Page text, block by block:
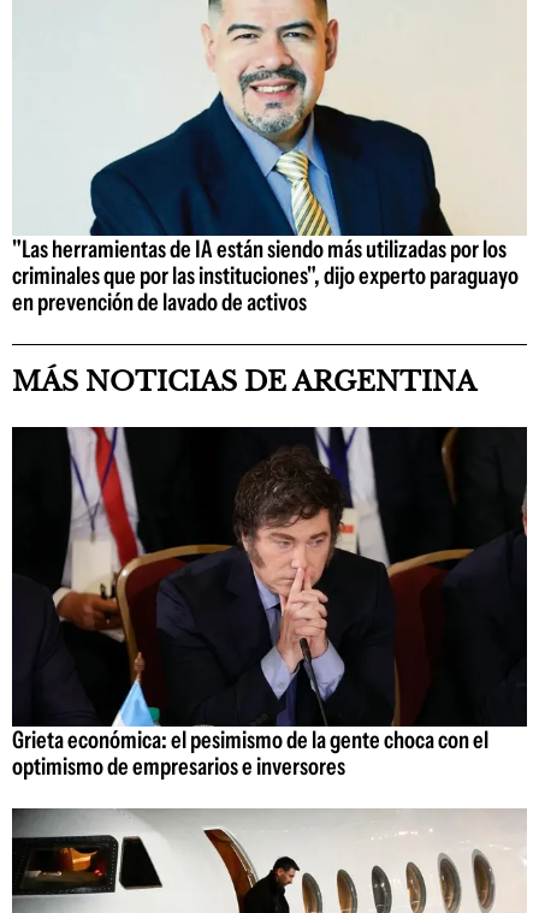
"Las herramientas de IA están siendo más utilizadas por los
criminales que por las instituciones", dijo experto paraguayo
en prevención de lavado de activos
MÁS NOTICIAS DE ARGENTINA
Grieta económica: el pesimismo de la gente choca con el
optimismo de empresarios e inversores